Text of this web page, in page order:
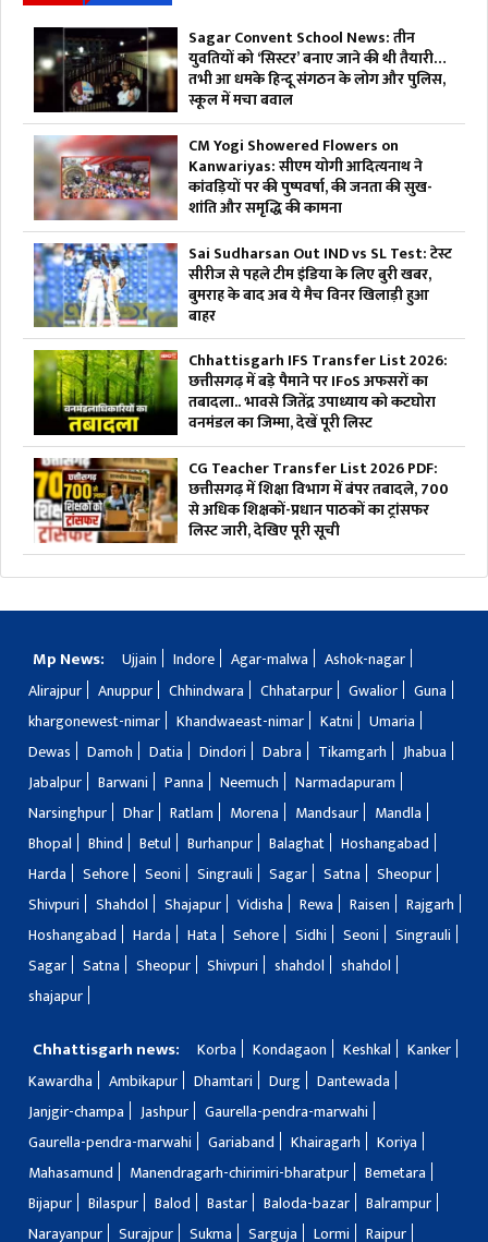
Sagar Convent School News: तीन
युवतियों को ‘सिस्टर’ बनाए जाने की थी तैयारी…
तभी आ धमके हिन्दू संगठन के लोग और पुलिस,
स्कूल में मचा बवाल
CM Yogi Showered Flowers on
Kanwariyas: सीएम योगी आदित्यनाथ ने
कांवड़ियों पर की पुष्पवर्षा, की जनता की सुख-
शांति और समृद्धि की कामना
Sai Sudharsan Out IND vs SL Test: टेस्ट
सीरीज से पहले टीम इंडिया के लिए बुरी खबर,
बुमराह के बाद अब ये मैच विनर खिलाड़ी हुआ
बाहर
Chhattisgarh IFS Transfer List 2026:
छत्तीसगढ़ में बड़े पैमाने पर IFoS अफसरों का
तबादला.. भावसे जितेंद्र उपाध्याय को कटघोरा
वनमंडल का जिम्मा, देखें पूरी लिस्ट
CG Teacher Transfer List 2026 PDF:
छत्तीसगढ़ में शिक्षा विभाग में बंपर तबादले, 700
से अधिक शिक्षकों-प्रधान पाठकों का ट्रांसफर
लिस्ट जारी, देखिए पूरी सूची
Mp News: Ujjain Indore Agar-malwa
Ashok-nagar
Alirajpur
Anuppur Chhindwara Chhatarpur Gwalior
Guna
khargonewest-nimar
Khandwaeast-nimar Katni
Umaria
Dewas
Damoh Datia Dindori Dabra Tikamgarh
Jhabua
Jabalpur
Barwani Panna Neemuch
Narmadapuram
Narsinghpur
Dhar Ratlam Morena Mandsaur
Mandla
Bhopal
Bhind Betul Burhanpur Balaghat
Hoshangabad
Harda
Sehore Seoni Singrauli Sagar Satna
Sheopur
Shivpuri
Shahdol Shajapur Vidisha Rewa Raisen
Rajgarh
Hoshangabad
Harda Hata Sehore Sidhi Seoni
Singrauli
Sagar
Satna Sheopur Shivpuri shahdol
shahdol
shajapur
Chhattisgarh news: Korba Kondagaon Keshkal
Kanker
Kawardha
Ambikapur Dhamtari Durg
Dantewada
Janjgir-champa
Jashpur
Gaurella-pendra-marwahi
Gaurella-pendra-marwahi
Gariaband Khairagarh
Koriya
Mahasamund
Manendragarh-chirimiri-bharatpur
Bemetara
Bijapur
Bilaspur Balod Bastar Baloda-bazar
Balrampur
Narayanpur
Surajpur Sukma Sarguja Lormi
Raipur